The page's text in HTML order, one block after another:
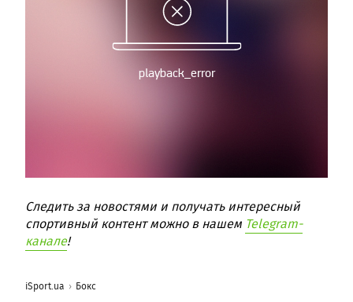
Следить за новостями и получать интересный
спортивный контент можно в нашем Telegram-
канале!
iSport.ua Бокс